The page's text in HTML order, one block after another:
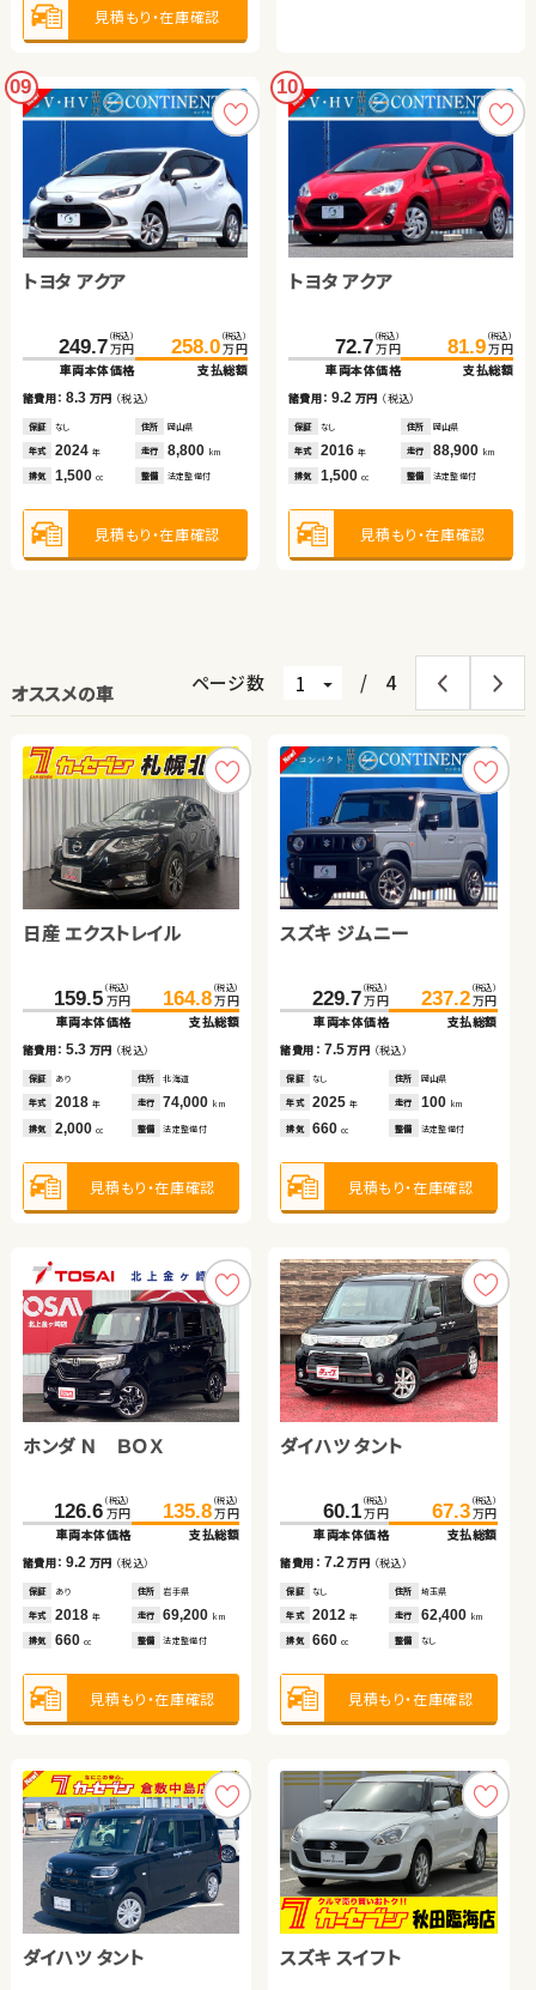
見積もり・在庫確認
09
トヨタ アクア
249.7 （税込）
万円
車両本体価格
258.0 （税込）
万円
支払総額
諸費用：8.3 万円 （税込）
保証 なし 住所 岡山県
年式 2024 年 走行 8,800 km
排気 1,500 cc 整備 法定整備付
見積もり・在庫確認
10
トヨタ アクア
72.7 （税込）
万円
車両本体価格
81.9 （税込）
万円
支払総額
諸費用：9.2 万円 （税込）
保証 なし 住所 岡山県
年式 2016 年 走行 88,900 km
排気 1,500 cc 整備 法定整備付
見積もり・在庫確認
オススメの車 ページ数 / 4
日産 エクストレイル
159.5 （税込）
万円
車両本体価格
164.8 （税込）
万円
支払総額
諸費用：5.3 万円 （税込）
保証 あり 住所 北海道
年式 2018 年 走行 74,000 km
排気 2,000 cc 整備 法定整備付
見積もり・在庫確認
スズキ ジムニー
229.7 （税込）
万円
車両本体価格
237.2 （税込）
万円
支払総額
諸費用： 7.5万円 （税込）
保証 なし 住所 岡山県
年式 2025年 走行 100 km
排気 660cc 整備 法定整備付
見積もり・在庫確認
ホンダ Ｎ ＢＯＸ
126.6 （税込）
万円
車両本体価格
135.8 （税込）
万円
支払総額
諸費用：9.2 万円 （税込）
保証 あり 住所 岩手県
年式 2018 年 走行 69,200 km
排気 660 cc 整備 法定整備付
見積もり・在庫確認
ダイハツ タント
60.1 （税込）
万円
車両本体価格
67.3 （税込）
万円
支払総額
諸費用： 7.2 万円 （税込）
保証 なし 住所 埼玉県
年式 2012年 走行 62,400 km
排気 660cc 整備 なし
見積もり・在庫確認
ダイハツ タント スズキ スイフト
ダイハツ ムーヴ キャンバ
ス
148.0万円
車両本体価格
諸費用：5.7 万円 （税込）
保証 あり 住所 福島県
排気 660 整備 法定整備付
ダイハツ ムーヴ キャンバ
80.5 （税込）
万円
車両本体価格
89.7 （税込）
万円
支払総額
諸費用： 9.2万円 （税込）
保証 あり 住所 埼玉県
年式 2017年 走行 66,400
排気 660cc 整備 法定整備付
見積もり・在庫確認
スバル フォレスター
307.7万円
車両本体価格
諸費用：6.1 万円 （税込）
保証 なし 住所 岡山県
排気 1,800cc 整備 法定整備付
トヨタ ヴォクシー
87.3万円
車両本体価格
諸費用：11.5万円 （税込）
保証 なし 住所 宮城県
排気 2,000cc 整備 なし
日産 セレナ
377.2 （税込）
万円
車両本体価格
388.7 （税込）
万円
支払総額
諸費用：11.5万円（税込）
保証 あり 住所 青森県
年式 2023 年 走行 16,600 km
排気 1,400 cc 整備 法定整備付
見積もり・在庫確認
ホンダ フィット ハイブリ
91.6 （税込）
万円
車両本体価格
103.9 （税込）
万円
支払総額
諸費用： 12.3万円（税込）
保証 あり 住所 埼玉県
年式 2013年 走行 48,500
排気 1,500 整備 なし
見積もり・在庫確認
スズキ アルト ＨＢ
109.0 （税込）
万円
車両本体価格
115.1 （税込）
万円
支払総額
諸費用：6.1 万円 （税込）
保証 あり 住所 埼玉県
年式 2021 年 走行 9,300km
排気 660 cc 整備 なし
見積もり・在庫確認
トヨタ ヴォクシー
46.0万円
車両本体価格
諸費用：13.0万円 （税込）
保証 なし 住所 長野県
2010 122,000
排気 2,000cc 整備 法定整備付
トヨタ アルファード
389.0 （税込）
万円
車両本体価格
401.5 （税込）
万円
支払総額
諸費用：12.5万円（税込）
保証 あり 住所 北海道
年式 2018 年 走行 37,000 km
排気 2,500 cc 整備 法定整備付
見積もり・在庫確認
スズキ アルト ＨＢ
40.6 （税込）
万円
車両本体価格
49.7 （税込）
万円
支払総額
諸費用： 9.1万円 （税込）
保証 あり 住所 埼玉県
年式 2020年 走行 24,900
排気 660cc 整備 法定整備付
見積もり・在庫確認